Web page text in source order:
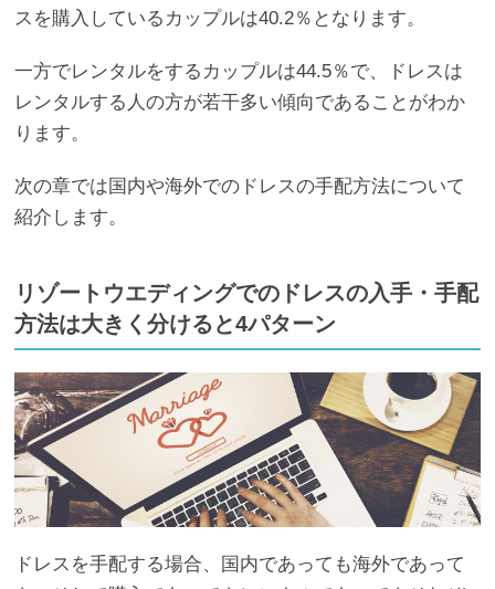
スを購入しているカップルは40.2％となります。
一方でレンタルをするカップルは44.5％で、ドレスは
レンタルする人の方が若干多い傾向であることがわか
ります。
次の章では国内や海外でのドレスの手配方法について
紹介します。
リゾートウエディングでのドレスの入手・手配
方法は大きく分けると4パターン
ドレスを手配する場合、国内であっても海外であって